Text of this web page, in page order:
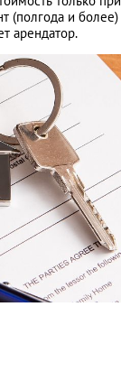
(полгода и более)
арендатор.